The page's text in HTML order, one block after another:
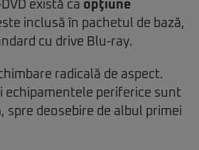
există ca opţiune
inclusă în pachetul de bază,
cu drive Blu-ray.
radicală de aspect.
echipamentele periferice sunt
, spre deosebire de albul primei